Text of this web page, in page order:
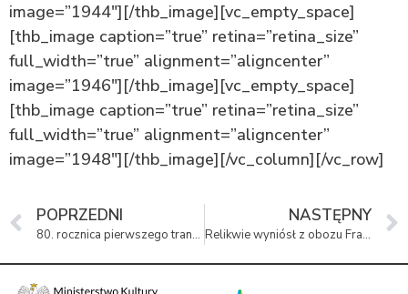
image=”1944″][/thb_image][vc_empty_space]
[thb_image caption=”true” retina=”retina_size”
full_width=”true” alignment=”aligncenter”
image=”1946″][/thb_image][vc_empty_space]
[thb_image caption=”true” retina=”retina_size”
full_width=”true” alignment=”aligncenter”
image=”1948″][/thb_image][/vc_column][/vc_row]
POPRZEDNI
80. rocznica pierwszego transportu Polaków do KL Auschwitz
NASTĘPNY
Relikwie wyniósł z obozu Franciszek Ptasznik